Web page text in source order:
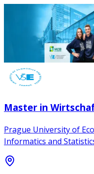
Master in
Prague University of
Informatics and